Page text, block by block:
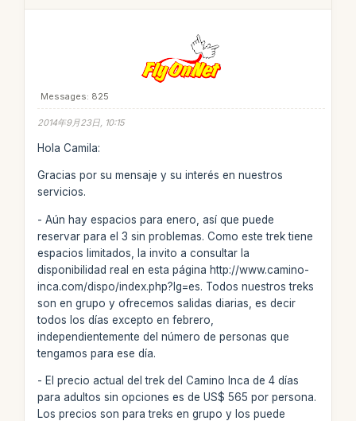
Messages: 825
2014年9月23日, 10:15
Hola Camila:
Gracias por su mensaje y su interés en nuestros
servicios.
- Aún hay espacios para enero, así que puede
reservar para el 3 sin problemas. Como este trek tiene
espacios limitados, la invito a consultar la
disponibilidad real en esta página http://www.camino-
inca.com/dispo/index.php?lg=es. Todos nuestros treks
son en grupo y ofrecemos salidas diarias, es decir
todos los días excepto en febrero,
independientemente del número de personas que
tengamos para ese día.
- El precio actual del trek del Camino Inca de 4 días
para adultos sin opciones es de US$ 565 por persona.
Los precios son para treks en grupo y los puede